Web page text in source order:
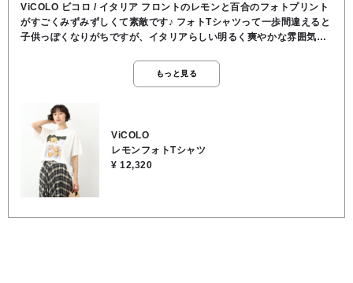
ViCOLO ビコロ / イタリア フロントのレモンと百合のフォトプリント
がすごくみずみずしくて素敵です♪ フォトTシャツって一歩間違えると
子供っぽくなりがちですが、イタリアらしい明るく爽やかな雰囲気が
と、肘まで隠れる長めの五分袖になって、気になる二の腕を自然にカ
しても上品にまとまります。 ★着丈 63cm ★肩幅 59cm ★身幅
55cm ★袖丈 16cm ●手洗い可能 ●コットン100％
もっと見る
ViCOLO
レモンフォトTシャツ
¥ 12,320